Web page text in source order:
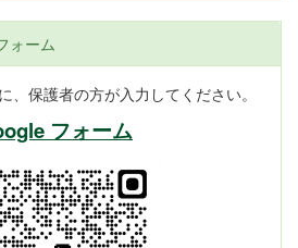
ォーム
保護者の方が入力してください。
フォーム